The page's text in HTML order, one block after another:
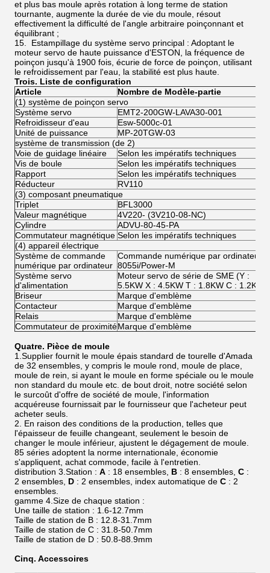
et plus bas moule après rotation à long terme de station
tournante, augmente la durée de vie du moule, résout
effectivement la difficulté de l'angle arbitraire poinçonnant et
équilibrant ;
15. Estampillage du système servo principal : Adoptant le
moteur servo de haute puissance d'ESTON, la fréquence de
poinçon jusqu'à 1900 fois, écurie de force de poinçon, utilisant
le refroidissement par l'eau, la stabilité est plus haute.
Trois. Liste de configuration
Article
Nombre de Modèle-partie
(1) système de poinçon servo
Système servo
EMT2-200GW-LAVA30-001
Refroidisseur d'eau
Esw-5000c-01
Unité de puissance
MP-20TGW-03
système de transmission (de 2)
Voie de guidage linéaire
Selon les impératifs techniques
Vis de boule
Selon les impératifs techniques
Rapport
Selon les impératifs techniques
Réducteur
RV110
(3) composant pneumatique
Triplet
BFL3000
Valeur magnétique
4V220- (3V210-08-NC)
Cylindre
ADVU-80-45-PA
Commutateur magnétique Selon les impératifs techniques
(4) appareil électrique
Système de commande
numérique par ordinateur
Commande numérique par ordinateur
8055i/Power-M
Système servo
d'alimentation
Moteur servo de série de SME (Y :
5.5KW X : 4.5KW T : 1.8KW C : 1.2KW)
Briseur
Marque d'emblème
Contacteur
Marque d'emblème
Relais
Marque d'emblème
Commutateur de proximitéMarque d'emblème
Quatre. Pièce de moule
1.Supplier fournit le moule épais standard de tourelle d'Amada
de 32 ensembles, y compris le moule rond, moule de place,
moule de rein, si ayant le moule en forme spéciale ou le moule
non standard du moule etc. de bout droit, notre société selon
le surcoût d'offre de société de moule, l'information
acquéreuse fournissait par le fournisseur que l'acheteur peut
acheter seuls.
2. En raison des conditions de la production, telles que
l'épaisseur de feuille changeant, seulement le besoin de
changer le moule inférieur, ajustent le dégagement de moule.
85 séries adoptent la norme internationale, économie
s'appliquent, achat commode, facile à l'entretien.
distribution 3.Station : A : 18 ensembles, B : 8 ensembles, C :
2 ensembles, D : 2 ensembles, index automatique de C : 2
ensembles.
gamme 4.Size de chaque station :
Une taille de station : 1.6-12.7mm
Taille de station de B : 12.8-31.7mm
Taille de station de C : 31.8-50.7mm
Taille de station de D : 50.8-88.9mm
Cinq. Accessoires